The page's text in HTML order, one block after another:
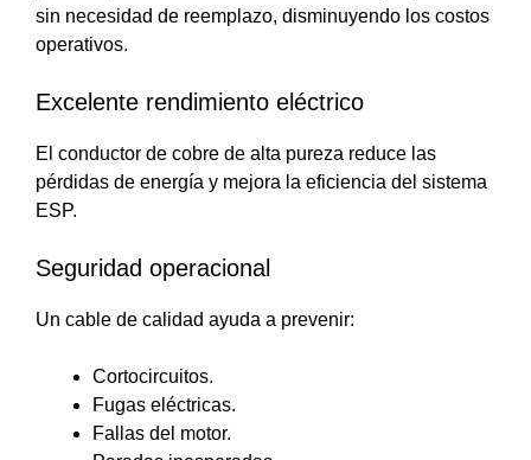
sin necesidad de reemplazo, disminuyendo los costos
operativos.
Excelente rendimiento eléctrico
El conductor de cobre de alta pureza reduce las
pérdidas de energía y mejora la eficiencia del sistema
ESP.
Seguridad operacional
Un cable de calidad ayuda a prevenir:
Cortocircuitos.
Fugas eléctricas.
Fallas del motor.